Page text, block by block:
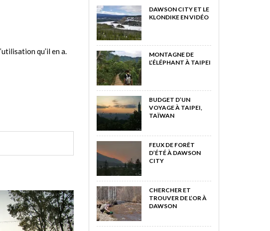
qu’il en a.
DAWSON CITY ET LE
KLONDIKE EN VIDÉO
MONTAGNE DE
L’ÉLÉPHANT À TAIPEI
BUDGET D’UN
VOYAGE À TAIPEI,
TAÏWAN
FEUX DE FORÊT
D’ÉTÉ À DAWSON
CITY
CHERCHER ET
TROUVER DE L’OR À
DAWSON